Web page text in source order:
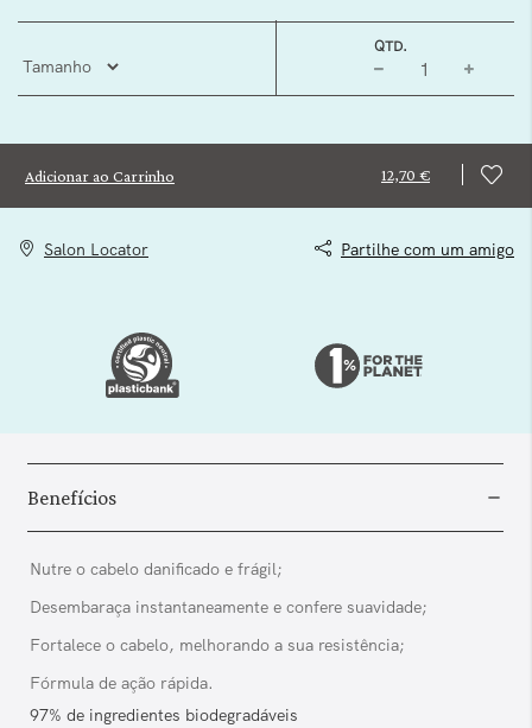
QTD.
Adicionar ao Carrinho 12,70 €
Salon Locator Partilhe com um amigo
Benefícios
Nutre o cabelo danificado e frágil;
Desembaraça instantaneamente e confere suavidade;
Fortalece o cabelo, melhorando a sua resistência;
Fórmula de ação rápida.
97% de ingredientes biodegradáveis